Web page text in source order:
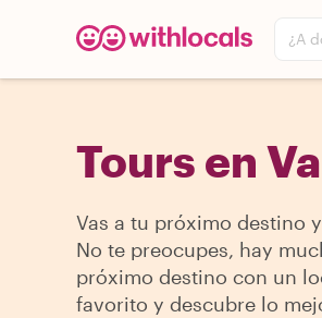
¿A
Tours en
Vas a tu próximo destino
No te preocupes, hay
próximo destino con un
favorito y descubre lo